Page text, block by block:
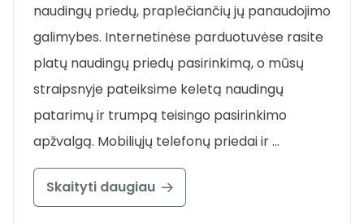
naudingų priedų, praplečiančių jų panaudojimo
galimybes. Internetinėse parduotuvėse rasite
platų naudingų priedų pasirinkimą, o mūsų
straipsnyje pateiksime keletą naudingų
patarimų ir trumpą teisingo pasirinkimo
apžvalgą. Mobiliųjų telefonų priedai ir …
Skaityti daugiau